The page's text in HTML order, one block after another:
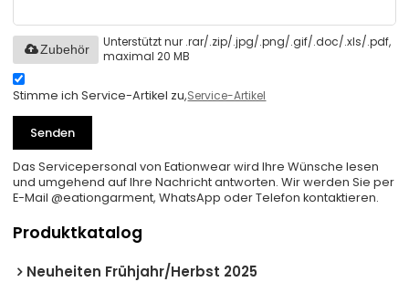
Unterstützt nur .rar/.zip/.jpg/.png/.gif/.doc/.xls/.pdf,
maximal 20 MB
Zubehör
Stimme ich Service-Artikel zu,Service-Artikel
Senden
Das Servicepersonal von Eationwear wird Ihre Wünsche lesen
und umgehend auf Ihre Nachricht antworten. Wir werden Sie per
E-Mail @eationgarment, WhatsApp oder Telefon kontaktieren.
Produktkatalog
Neuheiten Frühjahr/Herbst 2025